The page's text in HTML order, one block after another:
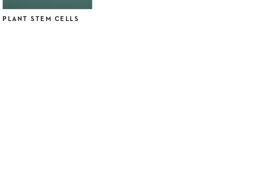
PLANT STEM CELLS